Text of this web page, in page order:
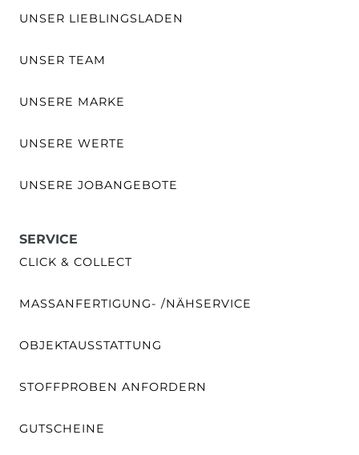
UNSER LIEBLINGSLADEN
UNSER TEAM
UNSERE MARKE
UNSERE WERTE
UNSERE JOBANGEBOTE
SERVICE
CLICK & COLLECT
MASSANFERTIGUNG- /NÄHSERVICE
OBJEKTAUSSTATTUNG
STOFFPROBEN ANFORDERN
GUTSCHEINE